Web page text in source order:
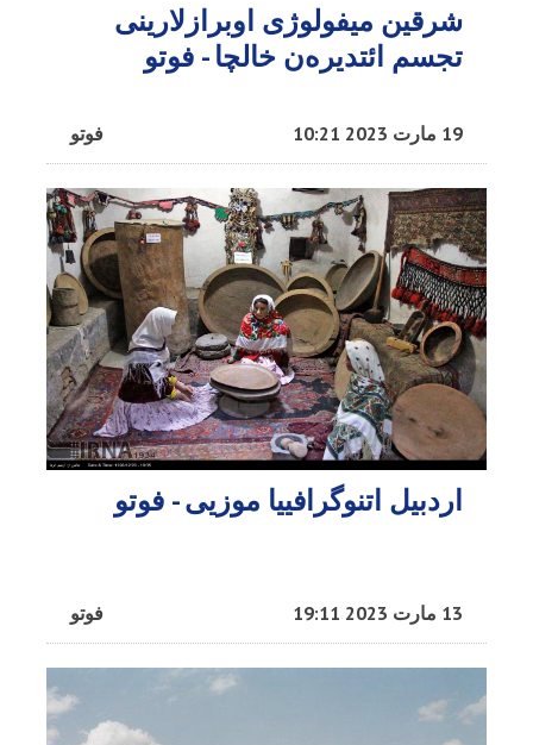
شرقین میفولوژی اوبرازلارینی
تجسم ائتدیره‌ن خالچا - فوتو
فوتو 19 مارت 2023 10:21
اردبیل اتنوگرافییا موزیی - فوتو
فوتو 13 مارت 2023 19:11